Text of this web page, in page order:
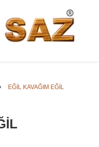
/ SATIŞ
||
İMALAT /
Cura, Solak, Dede,
imalat bağlamalar
EĞİL KAVAĞIM EĞİL